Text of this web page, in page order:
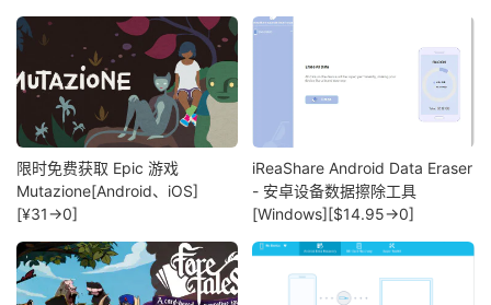
限时免费获取 Epic 游戏
Mutazione[Android、iOS]
[¥31→0]
iReaShare Android Data Eraser
- 安卓设备数据擦除工具
[Windows][$14.95→0]